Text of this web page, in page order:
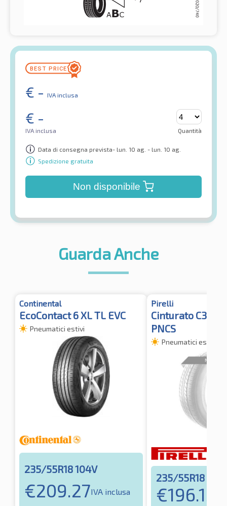
€ - IVA inclusa
€ -
IVA inclusa Quantità
Data di consegna prevista- lun. 10 ag. - lun. 10 ag.
Spedizione gratuita
Non disponibile
Guarda Anche
Continental
EcoContact 6 XL TL EVC
Pneumatici estivi
235/55R18 104V
€209.27IVA inclusa
Pirelli
Cinturato C3 TL
PNCS
Pneumatici estivi
235/55R18
€196.15